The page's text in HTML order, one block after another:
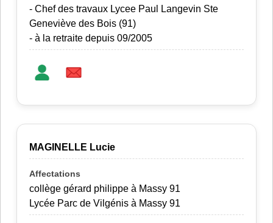
- Chef des travaux Lycee Paul Langevin Ste
Geneviève des Bois (91)
- à la retraite depuis 09/2005
MAGINELLE Lucie
collège gérard philippe à Massy 91
Lycée Parc de Vilgénis à Massy 91